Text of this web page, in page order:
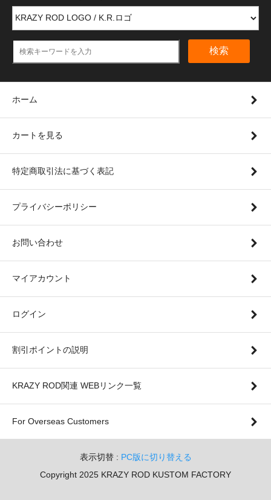
検索
ホーム
カートを見る
特定商取引法に基づく表記
プライバシーポリシー
お問い合わせ
マイアカウント
ログイン
割引ポイントの説明
KRAZY ROD関連 WEBリンク一覧
For Overseas Customers
表示切替 : PC版に切り替える
Copyright 2025 KRAZY ROD KUSTOM FACTORY